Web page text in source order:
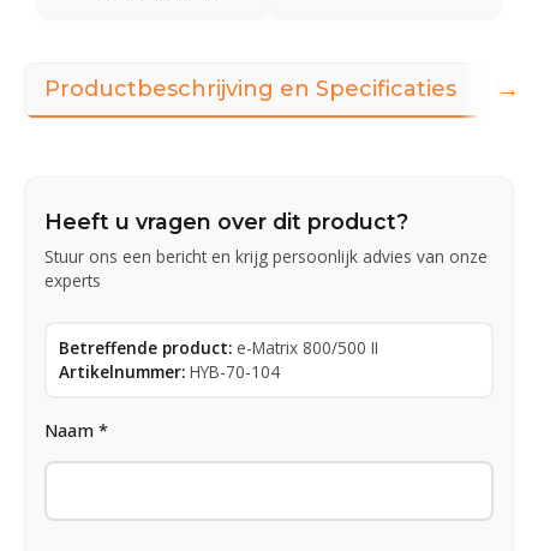
Productbeschrijving en Specificaties
Heeft u vragen over dit product?
Stuur ons een bericht en krijg persoonlijk advies van onze
experts
Betreffende product: e-Matrix 800/500 II
Artikelnummer: HYB-70-104
Naam *
→